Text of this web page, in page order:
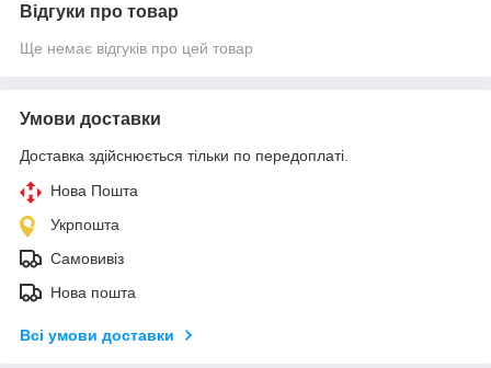
Відгуки про товар
Ще немає відгуків про цей товар
Умови доставки
Доставка здійснюється тільки по передоплаті.
Нова Пошта
Укрпошта
Самовивіз
Нова пошта
Всі умови доставки